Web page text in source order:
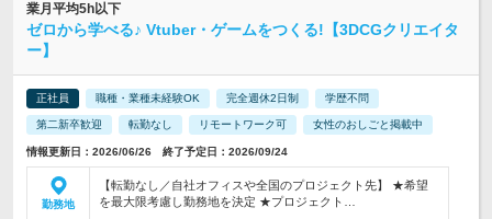
業月平均5h以下
ゼロから学べる♪ Vtuber・ゲームをつくる!【3DCGクリエイタ
ー】
正社員 職種・業種未経験OK 完全週休2日制 学歴不問
第二新卒歓迎 転勤なし リモートワーク可 女性のおしごと掲載中
情報更新日：2026/06/26 終了予定日：2026/09/24
勤務地
【転勤なし／自社オフィスや全国のプロジェクト先】 ★希望
を最大限考慮し勤務地を決定 ★プロジェクト…